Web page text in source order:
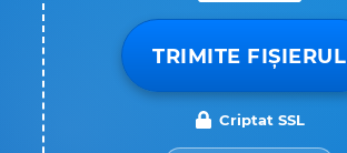
TRIMITE FIȘIERUL
Criptat SSL